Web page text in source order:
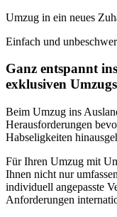
Umzug in ein neues
Einfach und
Ganz entspannt
exklusiven
Beim Umzug ins
Herausforderungen
Habseligkeiten
Für Ihren Umzug mit
Ihnen nicht nur
individuell angepasste
Anforderungen